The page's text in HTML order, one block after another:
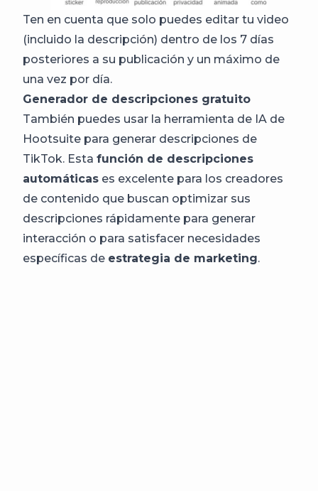
Ten en cuenta que solo puedes editar tu video
(incluido la descripción) dentro de los 7 días
posteriores a su publicación y un máximo de
una vez por día.
Generador de descripciones gratuito
También puedes usar la herramienta de IA de
Hootsuite para generar descripciones de
TikTok. Esta función de descripciones
automáticas es excelente para los creadores
de contenido que buscan optimizar sus
descripciones rápidamente para generar
interacción o para satisfacer necesidades
específicas de estrategia de marketing.